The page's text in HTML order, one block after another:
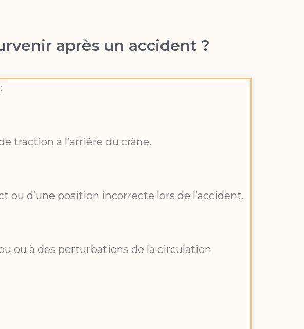
après un accident ?
traction à l’arrière du crâne.
ou d’une position incorrecte lors de l’accident.
ou à des perturbations de la circulation